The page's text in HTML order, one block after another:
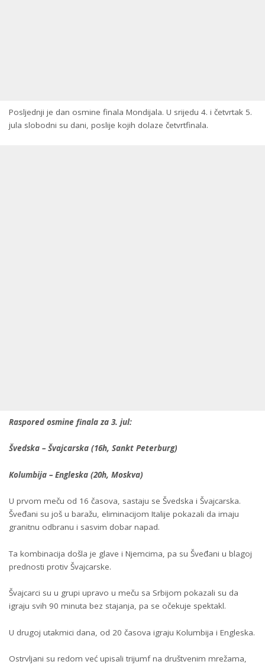
Posljednji je dan osmine finala Mondijala. U srijedu 4. i četvrtak 5.
jula slobodni su dani, poslije kojih dolaze četvrtfinala.
Raspored osmine finala za 3. jul:
Švedska – Švajcarska (16h, Sankt Peterburg)
Kolumbija – Engleska (20h, Moskva)
U prvom meču od 16 časova, sastaju se Švedska i Švajcarska.
Šveđani su još u baražu, eliminacijom Italije pokazali da imaju
granitnu odbranu i sasvim dobar napad.
Ta kombinacija došla je glave i Njemcima, pa su Šveđani u blagoj
prednosti protiv Švajcarske.
Švajcarci su u grupi upravo u meču sa Srbijom pokazali su da
igraju svih 90 minuta bez stajanja, pa se očekuje spektakl.
U drugoj utakmici dana, od 20 časova igraju Kolumbija i Engleska.
Ostrvljani su redom već upisali trijumf na društvenim mrežama,